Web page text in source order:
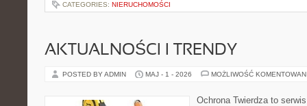
CATEGORIES: NIERUCHOMOŚCI
AKTUALNOŚCI I TRENDY
POSTED BY ADMIN MAJ - 1 - 2026 MOŻLIWOŚĆ
Ochrona Twierdza to